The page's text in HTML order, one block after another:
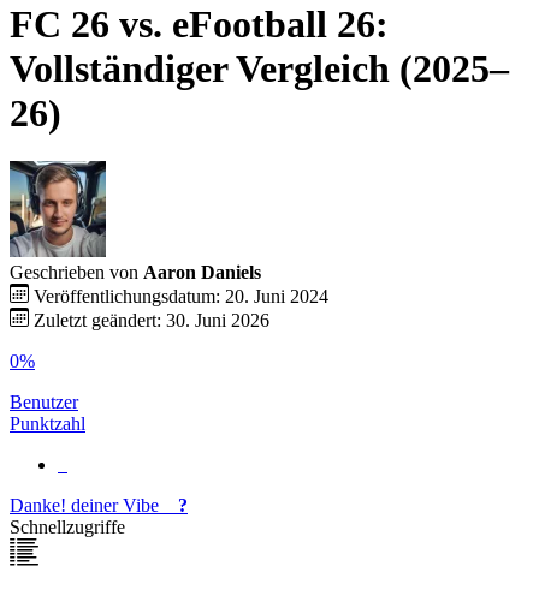
FC 26 vs. eFootball 26:
Vollständiger Vergleich (2025–
26)
Geschrieben von Aaron Daniels
Veröffentlichungsdatum: 20. Juni 2024
Zuletzt geändert: 30. Juni 2026
0%
Benutzer
Punktzahl
Danke! deinerVibe
?
Schnellzugriffe